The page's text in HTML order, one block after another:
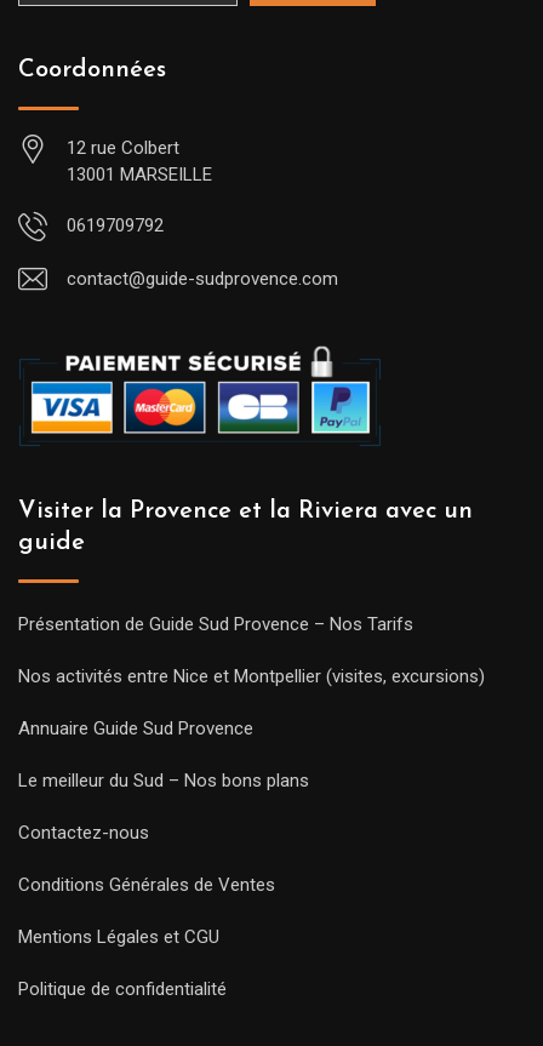
Coordonnées
12 rue Colbert
13001 MARSEILLE
0619709792
contact@guide-sudprovence.com
Visiter la Provence et la Riviera avec un
guide
Présentation de Guide Sud Provence – Nos Tarifs
Nos activités entre Nice et Montpellier (visites, excursions)
Annuaire Guide Sud Provence
Le meilleur du Sud – Nos bons plans
Contactez-nous
Conditions Générales de Ventes
Mentions Légales et CGU
Politique de confidentialité